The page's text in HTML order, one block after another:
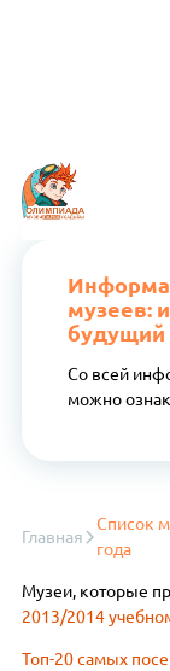
музеев:
будущий
Со всей
можно
Главная
Список
года
Музеи, которые
2013/2014
Топ-20 самых